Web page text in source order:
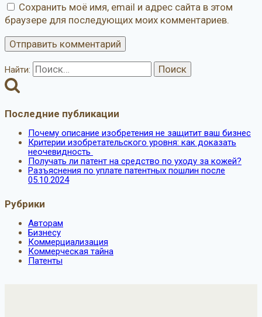
Сохранить моё имя, email и адрес сайта в этом
браузере для последующих моих комментариев.
Найти:
Последние публикации
Почему описание изобретения не защитит ваш бизнес
Критерии изобретательского уровня: как доказать
неочевидность
Получать ли патент на средство по уходу за кожей?
Разъяснения по уплате патентных пошлин после
05.10.2024
Рубрики
Авторам
Бизнесу
Коммерциализация
Коммерческая тайна
Патенты